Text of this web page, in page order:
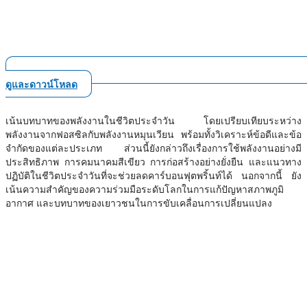
ดูและดาวน์โหลด
เน้นบทบาทของพลังงานในชีวิตประจำวัน โดยเปรียบเทียบระหว่าง
พลังงานจากฟอสซิลกับพลังงานหมุนเวียน พร้อมทั้งวิเคราะห์ข้อดีและข้อ
จำกัดของแต่ละประเภท ส่วนนี้ยังกล่าวถึงเรื่องการใช้พลังงานอย่างมี
ประสิทธิภาพ การคมนาคมสีเขียว การก่อสร้างอย่างยั่งยืน และแนวทาง
ปฏิบัติในชีวิตประจำวันที่จะช่วยลดคาร์บอนฟุตพริ้นท์ได้ นอกจากนี้ ยัง
เน้นความสำคัญของความร่วมมือระดับโลกในการแก้ปัญหาสภาพภูมิ
อากาศ และบทบาทของเยาวชนในการขับเคลื่อนการเปลี่ยนแปลง